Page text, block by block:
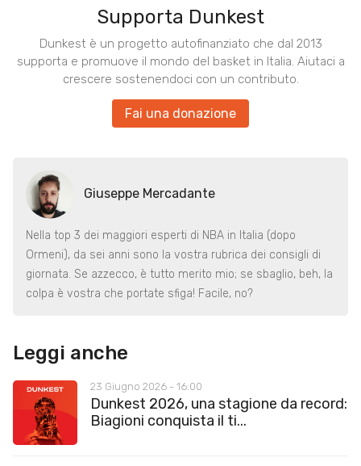
Supporta Dunkest
Dunkest è un progetto autofinanziato che dal 2013
supporta e promuove il mondo del basket in Italia. Aiutaci a
crescere sostenendoci con un contributo.
Fai una donazione
Giuseppe Mercadante
Nella top 3 dei maggiori esperti di NBA in Italia (dopo
Ormeni), da sei anni sono la vostra rubrica dei consigli di
giornata. Se azzecco, è tutto merito mio; se sbaglio, beh, la
colpa è vostra che portate sfiga! Facile, no?
Leggi anche
23 Giugno 2026 - 16:00
Dunkest 2026, una stagione da record:
Biagioni conquista il ti...